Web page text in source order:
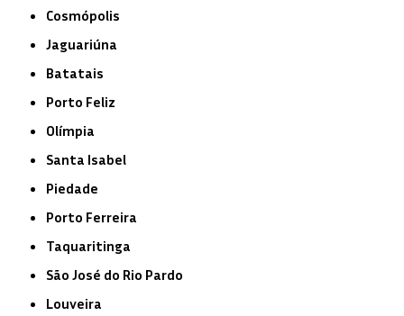
Cosmópolis
Jaguariúna
Batatais
Porto Feliz
Olímpia
Santa Isabel
Piedade
Porto Ferreira
Taquaritinga
São José do Rio Pardo
Louveira